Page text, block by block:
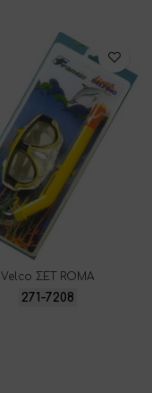
Velco ΣΕΤ ROMA
271-7208